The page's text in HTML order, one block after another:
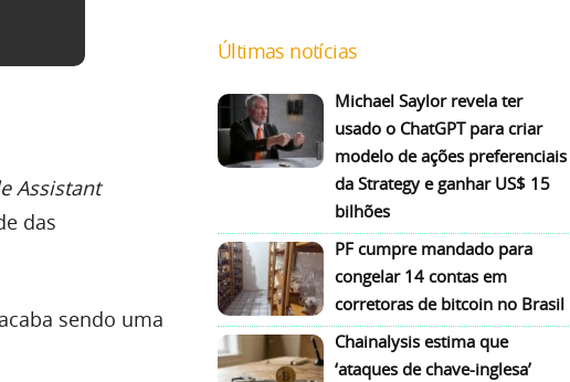
Assistant
das
sendo uma
Últimas notícias
Michael Saylor revela ter
usado o ChatGPT para criar
modelo de ações preferenciais
da Strategy e ganhar US$ 15
bilhões
PF cumpre mandado para
congelar 14 contas em
corretoras de bitcoin no Brasil
Chainalysis estima que
‘ataques de chave-inglesa’